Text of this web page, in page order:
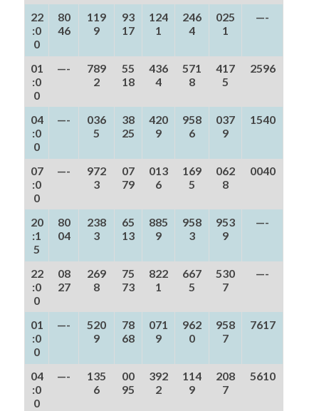
22
:0
0
80
46
119
9
93
17
124
1
246
4
025
1
—-
01
:0
0
—-
789
2
55
18
436
4
571
8
417
5
2596
04
:0
0
—-
036
5
38
25
420
9
958
6
037
9
1540
07
:0
0
—-
972
3
07
79
013
6
169
5
062
8
0040
20
:1
5
80
04
238
3
65
13
885
9
958
3
953
9
—-
22
:0
0
08
27
269
8
75
73
822
1
667
5
530
7
—-
01
:0
0
—-
520
9
78
68
071
9
962
0
958
7
7617
04
:0
0
—-
135
6
00
95
392
2
114
9
208
7
5610